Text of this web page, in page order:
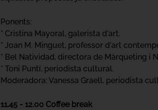
Ponents:
* Cristina Mayoral, galerista d'art.
* Joan M. Minguet, professor d'art
* Bel Natividad, directora de Màrqueting i
* Toni Puntí, periodista cultural.
Moderadora: Vanessa Graell, periodista
11.45 - 12.00 Coffee break